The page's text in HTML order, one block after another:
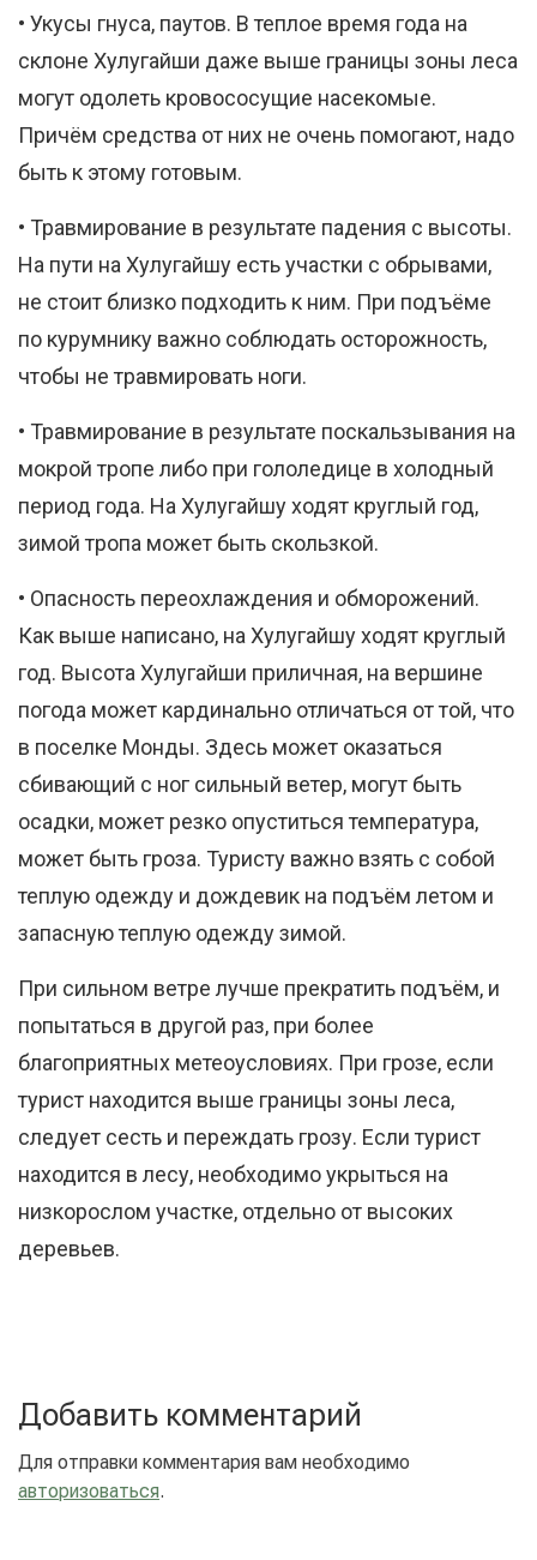
• Укусы гнуса, паутов. В теплое время года на
склоне Хулугайши даже выше границы зоны леса
могут одолеть кровососущие насекомые.
Причём средства от них не очень помогают, надо
быть к этому готовым.
• Травмирование в результате падения с высоты.
На пути на Хулугайшу есть участки с обрывами,
не стоит близко подходить к ним. При подъёме
по курумнику важно соблюдать осторожность,
чтобы не травмировать ноги.
• Травмирование в результате поскальзывания на
мокрой тропе либо при гололедице в холодный
период года. На Хулугайшу ходят круглый год,
зимой тропа может быть скользкой.
• Опасность переохлаждения и обморожений.
Как выше написано, на Хулугайшу ходят круглый
год. Высота Хулугайши приличная, на вершине
погода может кардинально отличаться от той, что
в поселке Монды. Здесь может оказаться
сбивающий с ног сильный ветер, могут быть
осадки, может резко опуститься температура,
может быть гроза. Туристу важно взять с собой
теплую одежду и дождевик на подъём летом и
запасную теплую одежду зимой.
При сильном ветре лучше прекратить подъём, и
попытаться в другой раз, при более
благоприятных метеоусловиях. При грозе, если
турист находится выше границы зоны леса,
следует сесть и переждать грозу. Если турист
находится в лесу, необходимо укрыться на
низкорослом участке, отдельно от высоких
деревьев.
Добавить комментарий
Для отправки комментария вам необходимо
авторизоваться.